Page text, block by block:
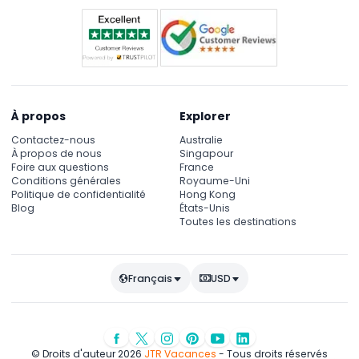
À propos
Contactez-nous
À propos de nous
Foire aux questions
Conditions générales
Politique de confidentialité
Blog
Explorer
Australie
Singapour
France
Royaume-Uni
Hong Kong
États-Unis
Toutes les destinations
Français USD
© Droits d'auteur 2026 JTR Vacances - Tous droits réservés